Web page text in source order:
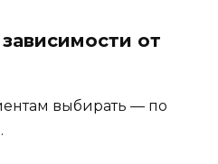
от
выбирать — по